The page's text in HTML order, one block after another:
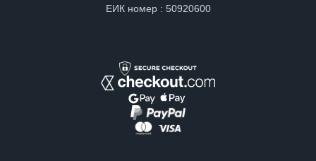
ЕИК номер : 50920600